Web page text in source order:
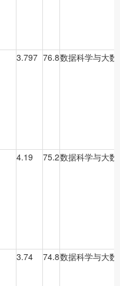
3.797 76.8数据科学与大
4.19 75.2数据科学与大
3.74 74.8数据科学与大